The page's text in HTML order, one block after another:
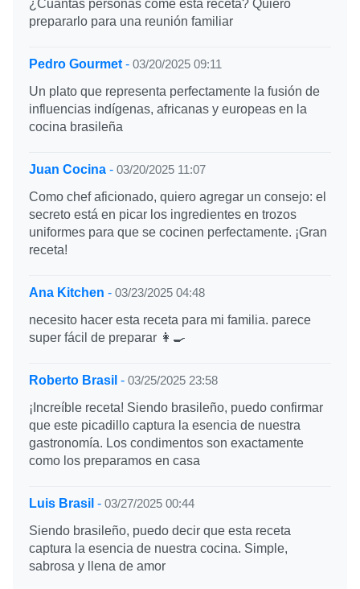
¿Cuántas personas come esta receta? Quiero
prepararlo para una reunión familiar
Pedro Gourmet - 03/20/2025 09:11
Un plato que representa perfectamente la fusión de
influencias indígenas, africanas y europeas en la
cocina brasileña
Juan Cocina - 03/20/2025 11:07
Como chef aficionado, quiero agregar un consejo: el
secreto está en picar los ingredientes en trozos
uniformes para que se cocinen perfectamente. ¡Gran
receta!
Ana Kitchen - 03/23/2025 04:48
necesito hacer esta receta para mi familia. parece
super fácil de preparar 👩‍🍳
Roberto Brasil - 03/25/2025 23:58
¡Increíble receta! Siendo brasileño, puedo confirmar
que este picadillo captura la esencia de nuestra
gastronomía. Los condimentos son exactamente
como los preparamos en casa
Luis Brasil - 03/27/2025 00:44
Siendo brasileño, puedo decir que esta receta
captura la esencia de nuestra cocina. Simple,
sabrosa y llena de amor